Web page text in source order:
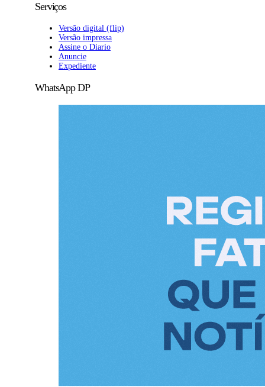
Serviços
Versão digital (flip)
Versão impressa
Assine o Diario
Anuncie
Expediente
WhatsApp DP